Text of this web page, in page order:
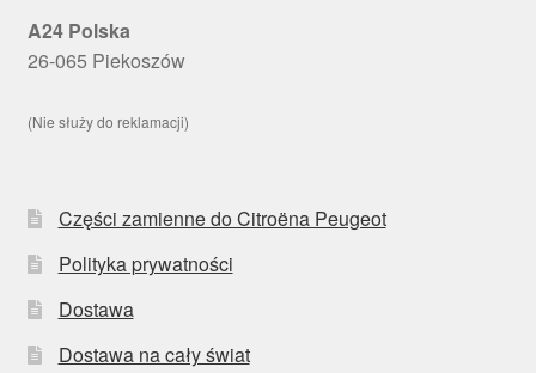
A24 Polska
26-065 Piekoszów
(Nie służy do reklamacji)
Części zamienne do Citroëna Peugeot
Polityka prywatności
Dostawa
Dostawa na cały świat